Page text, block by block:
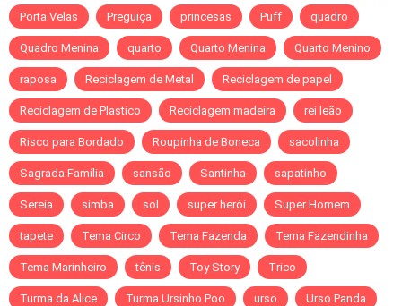
Porta Velas Preguiça princesas Puff quadro
Quadro Menina quarto Quarto Menina Quarto Menino
raposa Reciclagem de Metal Reciclagem de papel
Reciclagem de Plastico Reciclagem madeira rei leão
Risco para Bordado Roupinha de Boneca sacolinha
Sagrada Família sansão Santinha sapatinho
Sereia simba sol super herói Super Homem
tapete Tema Circo Tema Fazenda Tema Fazendinha
Tema Marinheiro tênis Toy Story Trico
Turma da Alice Turma Ursinho Poo urso Urso Panda